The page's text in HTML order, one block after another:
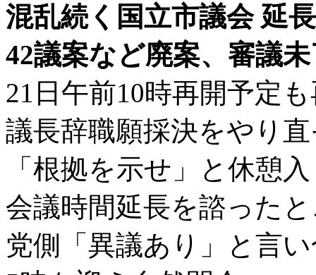
混乱続く国立市議会 延
42議案など廃案、審議
21日午前10時再開予定
議長辞職願採決をやり
「根拠を示せ」と休憩
会議時間延長を諮った
党側「異議あり」と言